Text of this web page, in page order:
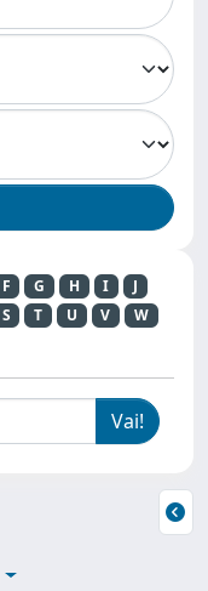
F G H I
J
S T U V
W